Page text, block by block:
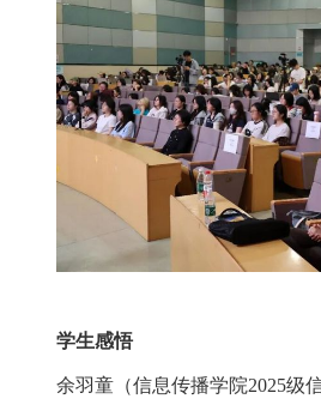
学生感悟
余羽童（信息传播学院2025级